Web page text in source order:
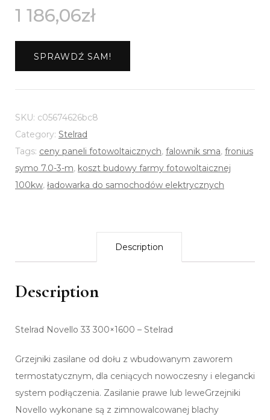
1 186,06zł
SPRAWDŹ SAM!
SKU: c05674626bc8
Category: Stelrad
Tags: ceny paneli fotowoltaicznych, falownik sma, fronius
symo 7.0-3-m, koszt budowy farmy fotowoltaicznej
100kw, ładowarka do samochodów elektrycznych
Description
Description
Stelrad Novello 33 300×1600 – Stelrad
Grzejniki zasilane od dołu z wbudowanym zaworem
termostatycznym, dla ceniących nowoczesny i elegancki
system podłączenia. Zasilanie prawe lub leweGrzejniki
Novello wykonane są z zimnowalcowanej blachy